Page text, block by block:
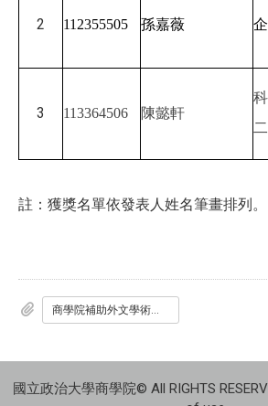
2 112355505 孫嘉薇
3 113364506 陳懿軒
二
註：獲獎名單依發表人姓名筆畫排列。
商學院補助外文學術著作編修_申請表.pdf
國立政治大學商學院© All RIGHTS